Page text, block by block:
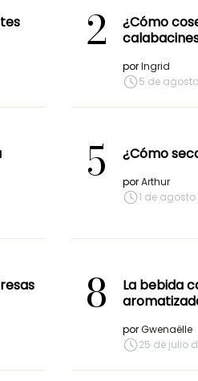
2
¿Cómo
porIngrid
5 de
5 ¿Cómo
porArthur
1 de
8
La bebida
porGwenaëlle
25 de julio